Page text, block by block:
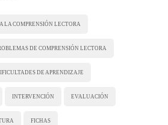
LA COMPRENSIÓN LECTORA
DE COMPRENSIÓN LECTORA
DE APRENDIZAJE
INTERVENCIÓN EVALUACIÓN
FICHAS